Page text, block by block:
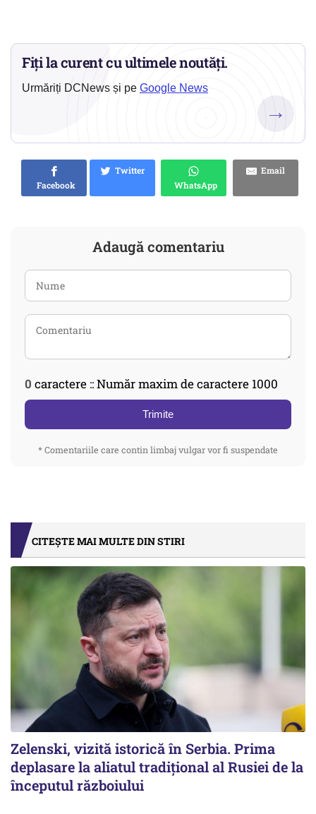
Fiți la curent cu ultimele noutăți.
Urmăriți DCNews și pe Google News
→
Facebook
Twitter
WhatsApp
Email
Adaugă comentariu
0 caractere :: Număr maxim de caractere 1000
Trimite
* Comentariile care contin limbaj vulgar vor fi suspendate
CITEȘTE MAI MULTE DIN STIRI
Zelenski, vizită istorică în Serbia. Prima
deplasare la aliatul tradițional al Rusiei de la
începutul războiului